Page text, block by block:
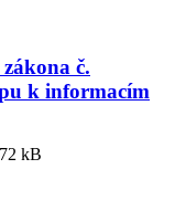
č.
k informacím
kB